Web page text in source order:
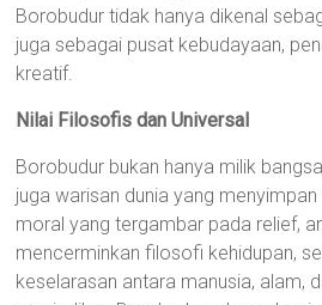
Borobudur tidak hanya dikenal
juga sebagai pusat kebudayaan,
kreatif.
Nilai Filosofis dan Universal
Borobudur bukan hanya milik
juga warisan dunia yang menyimpan
moral yang tergambar pada relief,
mencerminkan filosofi kehidupan,
keselarasan antara manusia, alam,